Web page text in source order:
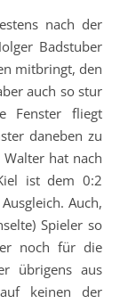
nach der
Badstuber
mitbringt, den
auch so stur
Fenster fliegt
daneben zu
hat nach
ist dem 0:2
Auch,
Spieler so
noch für die
übrigens aus
keinen der